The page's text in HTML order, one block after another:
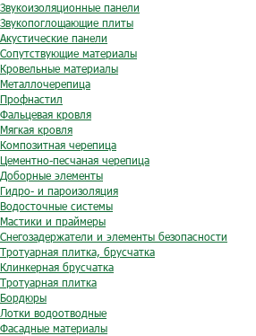
Звукоизоляционные панели
Звукопоглощающие плиты
Акустические панели
Сопутствующие материалы
Кровельные материалы
Металлочерепица
Профнастил
Фальцевая кровля
Мягкая кровля
Композитная черепица
Цементно-песчаная черепица
Доборные элементы
Гидро- и пароизоляция
Водосточные системы
Мастики и праймеры
Снегозадержатели и элементы безопасности
Тротуарная плитка, брусчатка
Клинкерная брусчатка
Тротуарная плитка
Бордюры
Лотки водоотводные
Фасадные материалы